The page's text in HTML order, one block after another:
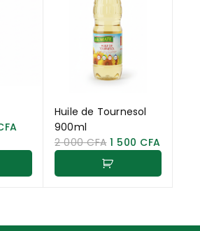
Huile de Tournesol
900ml
2 000CFA 1 500 CFA